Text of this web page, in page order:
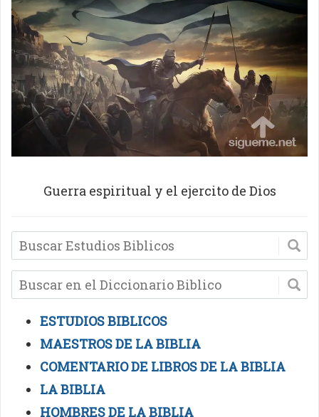
Guerra espiritual y el ejercito de Dios
ESTUDIOS BIBLICOS
MAESTROS DE LA BIBLIA
COMENTARIO DE LIBROS DE LA BIBLIA
LA BIBLIA
HOMBRES DE LA BIBLIA